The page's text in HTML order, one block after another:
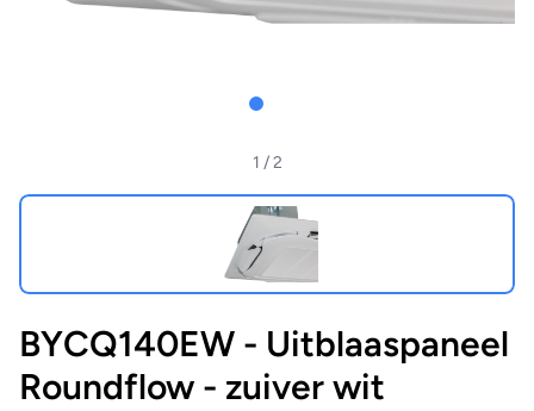
1 / 2
BYCQ140EW - Uitblaaspaneel
Roundflow - zuiver wit